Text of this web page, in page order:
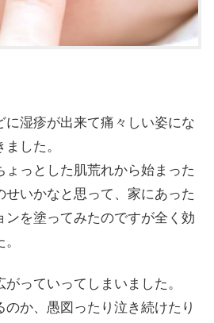
に湿疹が出来て痛々しい姿にな
した。
ょっとした肌荒れから始まった
せいかなと思って、家にあった
ンを塗ってみたのですが全く効
っていってしまいました。
か、愚図ったり泣き続けたり